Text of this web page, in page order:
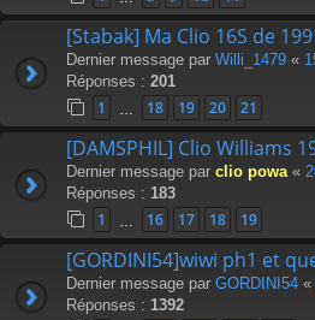
[Stabak] Ma Clio 16S de
Dernier message par Willi_1479 «
Réponses : 201
1 18 19 20 21
[DAMSPHIL] Clio Williams
Dernier message par clio powa «
Réponses : 183
1 16 17 18 19
[GORDINI54]wiwi ph1 et
Dernier message par GORDINI54 «
Réponses : 1392